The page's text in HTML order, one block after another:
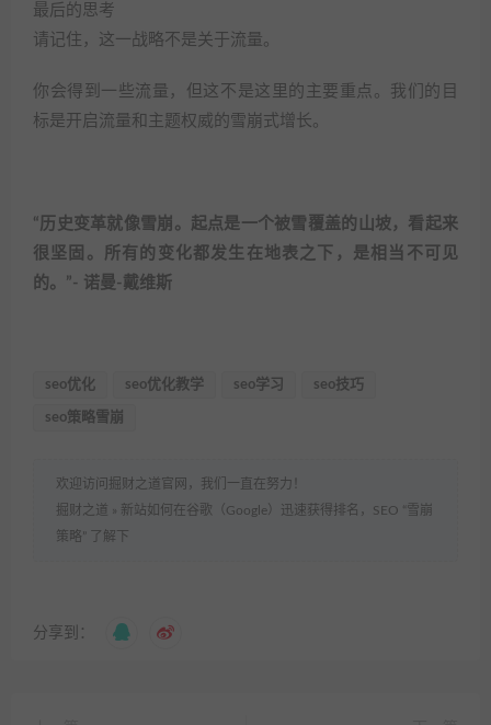
最后的思考
请记住，这一战略不是关于流量。
你会得到一些流量，但这不是这里的主要重点。我们的目
标是开启流量和主题权威的雪崩式增长。
“历史变革就像雪崩。起点是一个被雪覆盖的山坡，看起来
很坚固。所有的变化都发生在地表之下，是相当不可见
的。”- 诺曼-戴维斯
seo优化 seo优化教学 seo学习 seo技巧
seo策略雪崩
欢迎访问掘财之道官网，我们一直在努力！
掘财之道 » 新站如何在谷歌（Google）迅速获得排名，SEO “雪崩
策略” 了解下
分享到：